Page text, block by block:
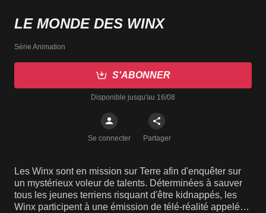
LE MONDE DES WINX
Série Animation
S'ABONNER
Disponible jusqu'au 16/08
Se connecter Partager
Les Winx sont en mission sur Terre afin d'enquêter sur
un mystérieux voleur de talents. Déterminées à sauver
tous les jeunes terriens risquant d'être kidnappés, les
Winx participent à une émission de télé-réalité appelée